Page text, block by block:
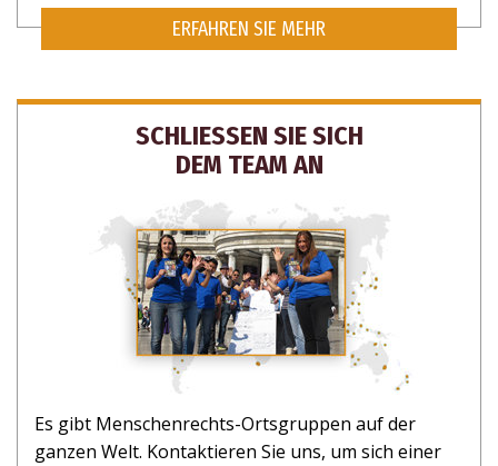
ERFAHREN SIE MEHR
SCHLIESSEN SIE SICH
DEM TEAM AN
Es gibt Menschenrechts-Ortsgruppen auf der
ganzen Welt. Kontaktieren Sie uns, um sich einer